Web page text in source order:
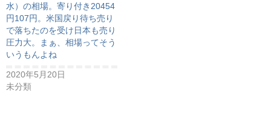
水）の相場。寄り付き20454
円107円。米国戻り待ち売り
で落ちたのを受け日本も売り
圧力大。まぁ、相場ってそう
いうもんよね
2020年5月20日
未分類